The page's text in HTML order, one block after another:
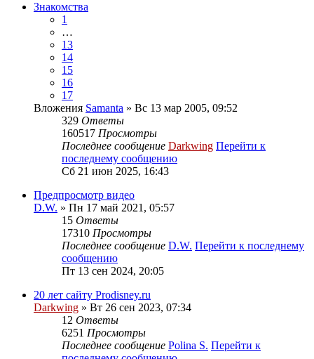
Знакомства
1
…
13
14
15
16
17
Вложения Samanta » Вс 13 мар 2005, 09:52
329 Ответы
160517 Просмотры
Последнее сообщение Darkwing Перейти к
последнему сообщению
Сб 21 июн 2025, 16:43
Предпросмотр видео
D.W. » Пн 17 май 2021, 05:57
15 Ответы
17310 Просмотры
Последнее сообщение D.W. Перейти к последнему
сообщению
Пт 13 сен 2024, 20:05
20 лет сайту Prodisney.ru
Darkwing » Вт 26 сен 2023, 07:34
12 Ответы
6251 Просмотры
Последнее сообщение Polina S. Перейти к